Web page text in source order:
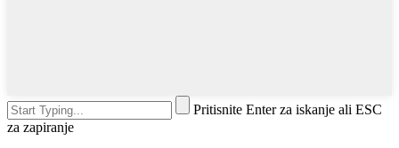
Pritisnite Enter za iskanje ali ESC
za zapiranje